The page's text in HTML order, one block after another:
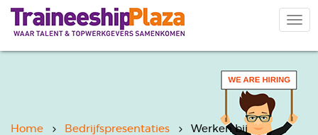
Overslaan
naar
Home Bedrijfspresentaties
Werken bij